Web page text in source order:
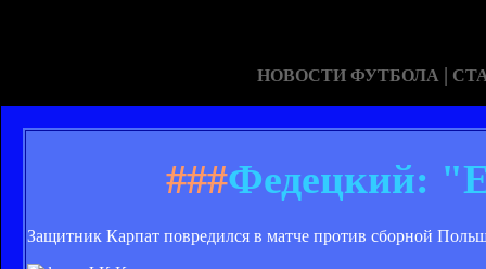
НОВОСТИ ФУТБОЛА |
###Федецкий:
Защитник Карпат повредился в матче против сборной